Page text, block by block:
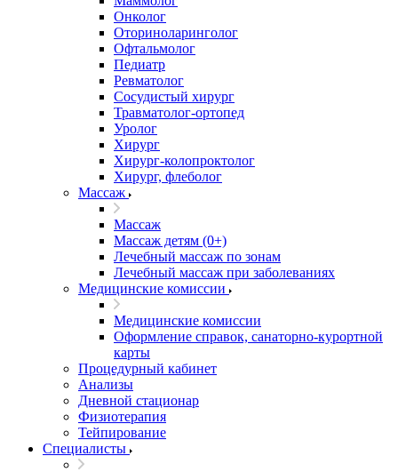
Онколог
Оториноларинголог
Офтальмолог
Педиатр
Ревматолог
Сосудистый хирург
Травматолог-ортопед
Уролог
Хирург
Хирург-колопроктолог
Хирург, флеболог
Массаж
Массаж
Массаж детям (0+)
Лечебный массаж по зонам
Лечебный массаж при заболеваниях
Медицинские комиссии
Медицинские комиссии
Оформление справок, санаторно-курортной
карты
Процедурный кабинет
Анализы
Дневной стационар
Физиотерапия
Тейпирование
Специалисты